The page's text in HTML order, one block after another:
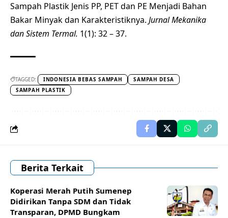
Sampah Plastik Jenis PP, PET dan PE Menjadi Bahan
Bakar Minyak dan Karakteristiknya. Jurnal Mekanika
dan Sistem Termal. 1(1): 32 – 37.
TAGGED: INDONESIA BEBAS SAMPAH
SAMPAH DESA
SAMPAH PLASTIK
Berita Terkait
Koperasi Merah Putih Sumenep
Didirikan Tanpa SDM dan Tidak
Transparan, DPMD Bungkam